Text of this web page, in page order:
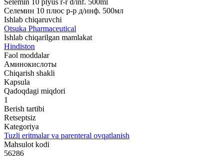
Селемин 10 плюс р-р д/инф. 500мл
Ishlab chiqaruvchi
Otsuka Pharmaceutical
Ishlab chiqarilgan mamlakat
Hindiston
Faol moddalar
Аминокислоты
Chiqarish shakli
Kapsula
Qadoqdagi miqdori
1
Berish tartibi
Retseptsiz
Kategoriya
Tuzli eritmalar va parenteral ovqatlanish
Mahsulot kodi
56286